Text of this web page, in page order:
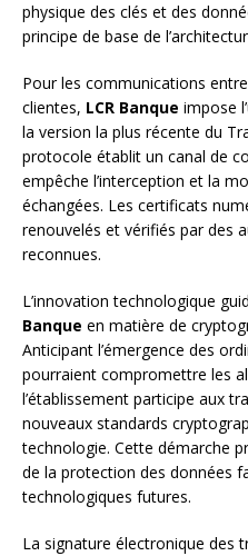
physique des clés et des
principe de base de
Pour les communications
clientes, LCR Banque impose
la version la plus récente du
protocole établit un canal de
empêche l’interception et la
échangées. Les certificats
renouvelés et vérifiés par des
reconnues.
L’innovation technologique
Banque en matière de
Anticipant l’émergence des
pourraient compromettre les
l’établissement participe aux
nouveaux standards
technologie. Cette démarche
de la protection des données
technologiques futures.
La signature électronique des